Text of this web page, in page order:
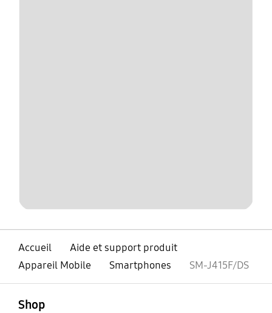
Accueil
Aide et support produit
Appareil Mobile
Smartphones SM-J415F/DS
Shop